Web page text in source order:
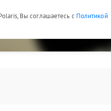
Вы соглашаетесь с Политикой